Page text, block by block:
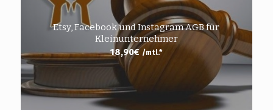
Etsy, Facebook und Instagram AGB für
Kleinunternehmer
18,90€ /mtl.*